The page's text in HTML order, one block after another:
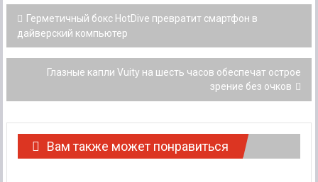
Post navigation
Герметичный бокс HotDive превратит смартфон в
дайверский компьютер
Глазные капли Vuity на шесть часов обеспечат острое
зрение без очков
Вам также может понравиться